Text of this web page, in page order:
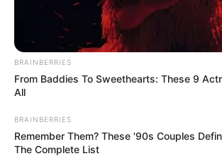
Bár hivatalos bejelentés nincs, a
beindult.Többen már azon
baba:
– Kiara karakteres, filmsztáros
Közben pedig egyre több mém,
BRAINBERRIES
From Baddies To Sweethearts: These 9
All
BRAINBERRIES
Remember Them? These '90s Couples
The Complete List